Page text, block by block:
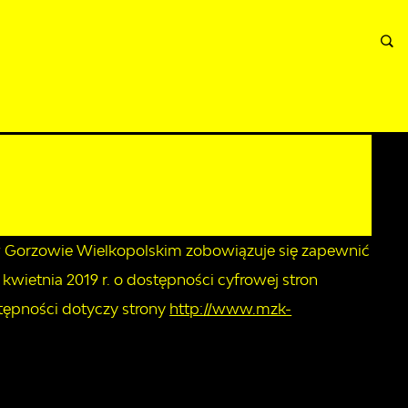
Gorzowie Wielkopolskim zobowiązuje się zapewnić
2019 r. o dostępności cyfrowej stron
dotyczy strony http://www.mzk-